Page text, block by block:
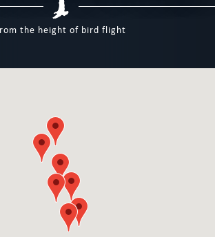
the height of bird flight